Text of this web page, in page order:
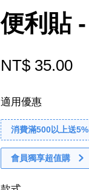
便利貼
NT$ 35.00
適用優惠
消費滿500以上送
會員獨享超值購